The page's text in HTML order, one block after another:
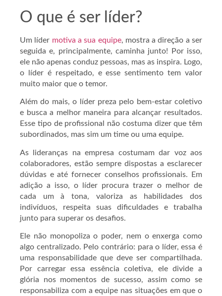
O que é ser líder?
Um líder motiva a sua equipe, mostra a direção a ser
seguida e, principalmente, caminha junto! Por isso,
ele não apenas conduz pessoas, mas as inspira. Logo,
o líder é respeitado, e esse sentimento tem valor
muito maior que o temor.
Além do mais, o líder preza pelo bem-estar coletivo
e busca a melhor maneira para alcançar resultados.
Esse tipo de profissional não costuma dizer que têm
subordinados, mas sim um time ou uma equipe.
As lideranças na empresa costumam dar voz aos
colaboradores, estão sempre dispostas a esclarecer
dúvidas e até fornecer conselhos profissionais. Em
adição a isso, o líder procura trazer o melhor de
cada um à tona, valoriza as habilidades dos
indivíduos, respeita suas dificuldades e trabalha
junto para superar os desafios.
Ele não monopoliza o poder, nem o enxerga como
algo centralizado. Pelo contrário: para o líder, essa é
uma responsabilidade que deve ser compartilhada.
Por carregar essa essência coletiva, ele divide a
glória nos momentos de sucesso, assim como se
responsabiliza com a equipe nas situações em que o